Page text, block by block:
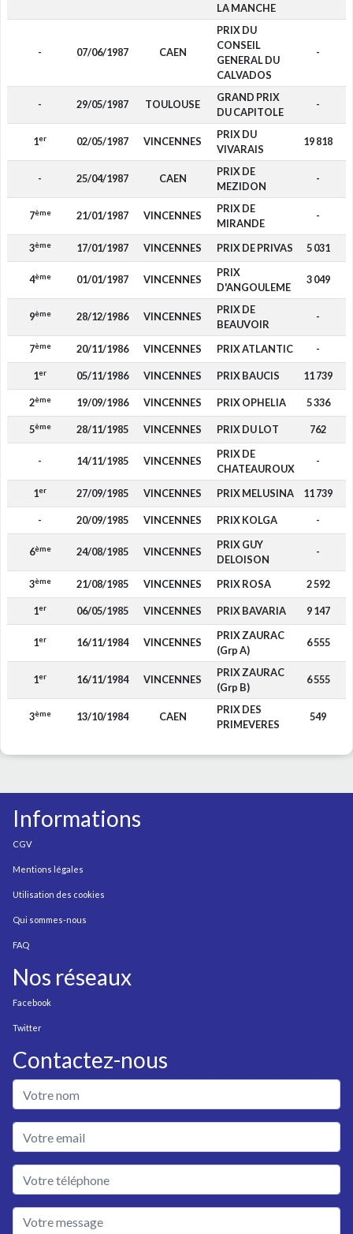
LA MANCHE
- 07/06/1987 CAEN
PRIX DU
CONSEIL
GENERAL DU
CALVADOS
-
- 29/05/1987 TOULOUSE
GRAND PRIX
DU CAPITOLE
-
1er 02/05/1987 VINCENNES
PRIX DU
VIVARAIS
19 818
- 25/04/1987 CAEN
PRIX DE
MEZIDON
-
7ème 21/01/1987 VINCENNES
PRIX DE
MIRANDE
-
3ème 17/01/1987 VINCENNES PRIX DE PRIVAS 5 031
4ème 01/01/1987 VINCENNES
PRIX
D'ANGOULEME
3 049
9ème 28/12/1986 VINCENNES
PRIX DE
BEAUVOIR
-
7ème 20/11/1986 VINCENNES PRIX ATLANTIC -
1er 05/11/1986 VINCENNES PRIX BAUCIS 11 739
2ème 19/09/1986 VINCENNES PRIX OPHELIA 5 336
5ème 28/11/1985 VINCENNES PRIX DU LOT 762
- 14/11/1985 VINCENNES
PRIX DE
CHATEAUROUX
-
1er 27/09/1985 VINCENNES PRIX MELUSINA 11 739
- 20/09/1985 VINCENNES PRIX KOLGA -
6ème 24/08/1985 VINCENNES
PRIX GUY
DELOISON
-
3ème 21/08/1985 VINCENNES PRIX ROSA 2 592
1er 06/05/1985 VINCENNES PRIX BAVARIA 9 147
1er 16/11/1984 VINCENNES
PRIX ZAURAC
(Grp A)
6 555
1er 16/11/1984 VINCENNES
PRIX ZAURAC
(Grp B)
6 555
3ème 13/10/1984 CAEN
PRIX DES
PRIMEVERES
549
Informations
CGV
Mentions légales
Utilisation des cookies
Qui sommes-nous
FAQ
Nos réseaux
Facebook
Twitter
Contactez-nous